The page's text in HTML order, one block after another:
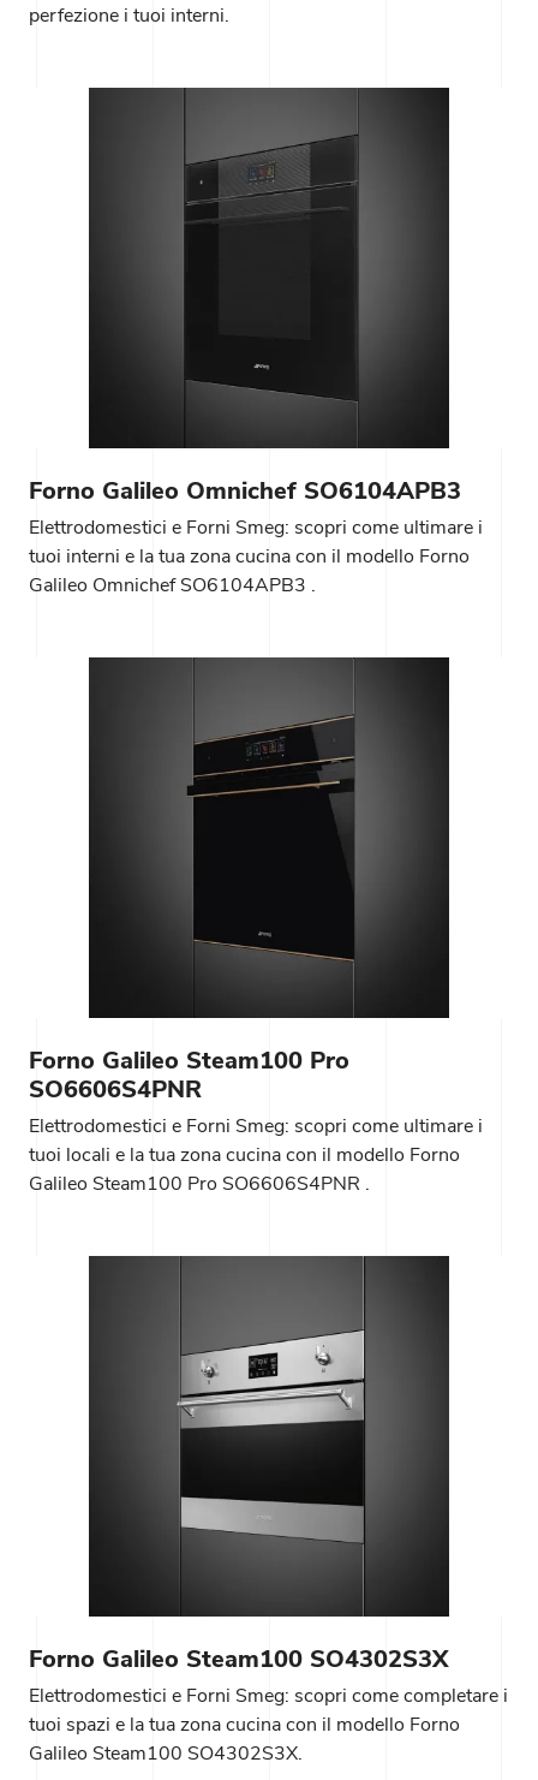
perfezione i tuoi interni.
Forno Galileo Omnichef SO6104APB3
Elettrodomestici e Forni Smeg: scopri come ultimare i
tuoi interni e la tua zona cucina con il modello Forno
Galileo Omnichef SO6104APB3 .
Forno Galileo Steam100 Pro
SO6606S4PNR
Elettrodomestici e Forni Smeg: scopri come ultimare i
tuoi locali e la tua zona cucina con il modello Forno
Galileo Steam100 Pro SO6606S4PNR .
Forno Galileo Steam100 SO4302S3X
Elettrodomestici e Forni Smeg: scopri come completare i
tuoi spazi e la tua zona cucina con il modello Forno
Galileo Steam100 SO4302S3X.